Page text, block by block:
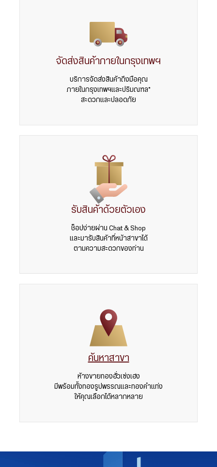
จัดส่งสินค้าภายในกรุงเทพฯ
บริการจัดส่งสินค้าถึงมือคุณ
ภายในกรุงเทพฯและปริมณฑล*
สะดวกและปลอดภัย
รับสินค้าด้วยตัวเอง
ช็อปง่ายผ่าน Chat & Shop
และมารับสินค้าที่หน้าสาขาได้
ตามความสะดวกของท่าน
ค้นหาสาขา
ห้างขายทองฮั่วเซ่งเฮง
มีพร้อมทั้งทองรูปพรรณและทองคำแท่ง
ให้คุณเลือกได้หลากหลาย